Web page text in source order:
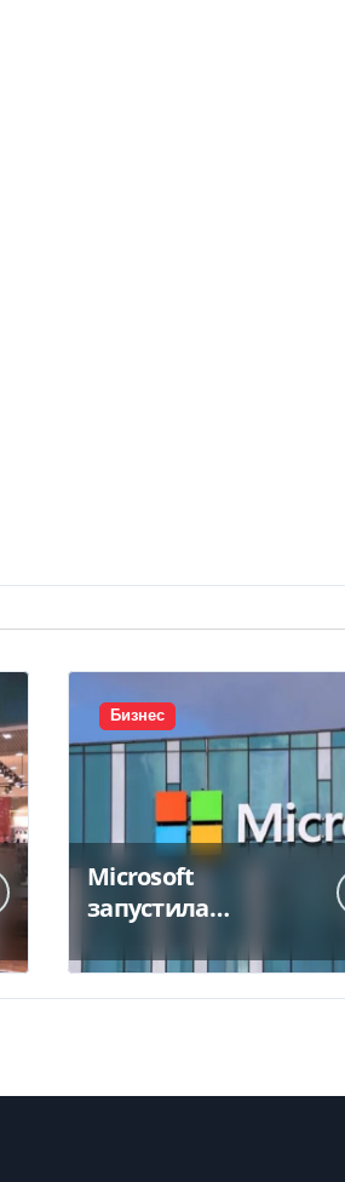
Бизнес
Microsoft
запустила
центр в Индии за
$20,5 миллиарда